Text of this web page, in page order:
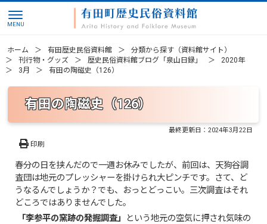
ホーム 有田歴史民俗資料館
分類から探す（資料館サイト）
刊行物・グッズ
歴史民俗資料館ブログ「泉山日録」
2020年
3月
有田の陶磁史（126）
有田の陶磁史（126）
最終更新日：2024年3月22日
印刷
春分の日を挟んだので一週お休みでしたが、前回は、天狗谷調
査団は地元のプレッシャーを掛けられ大ピンチです。さて、ど
うなるんでしょうか？でも、おっとどっこい。三次調査はそれ
どころではありませんでした。
「李参平の窯跡の発掘調査」
という地元の空気に押され気味の